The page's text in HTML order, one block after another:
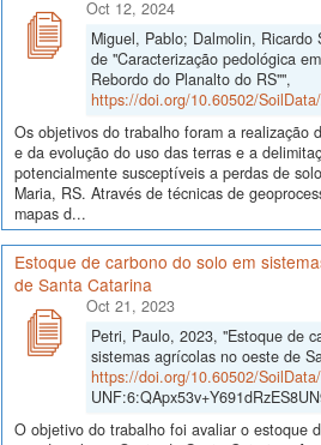
Oct 12, 2024
Miguel, Pablo; Dalmolin, Ricardo
de "Caracterização pedológica
Rebordo do Planalto do RS"",
https://doi.org/10.60502/
Os objetivos do trabalho foram a realização
e da evolução do uso das terras e a
potencialmente susceptíveis a perdas de
Maria, RS. Através de técnicas de
mapas d...
Estoque de carbono do solo em
de Santa Catarina
Oct 21, 2023
Petri, Paulo, 2023, "Estoque de
sistemas agrícolas no oeste de
https://doi.org/10.60502/
O objetivo do trabalho foi avaliar o estoque